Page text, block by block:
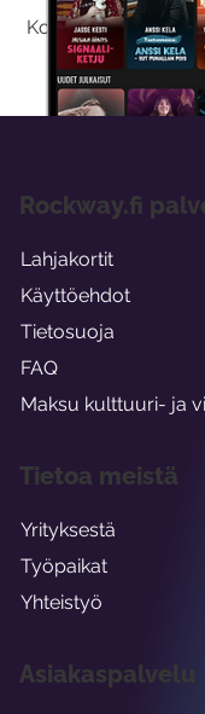
Kokeilemalla
Asiakaspalvelu
Rockway.fi
Lahjakortit
Käyttöehdot
Tietosuoja
FAQ
Maksu kulttuuri- ja
Tietoa meistä
Yrityksestä
Työpaikat
Yhteistyö